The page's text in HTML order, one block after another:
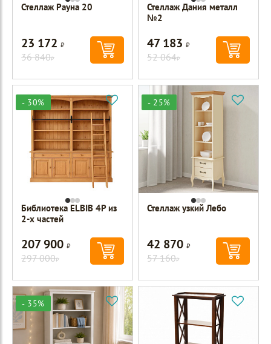
Стеллаж Рауна 20
23 172Р
36 840Р
Стеллаж Дания металл
№2
47 183Р
52 064Р
- 30%
Библиотека ELBIB 4P из
2-х частей
207 900Р
297 000Р
- 25%
Стеллаж узкий Лебо
42 870Р
57 160Р
- 35%